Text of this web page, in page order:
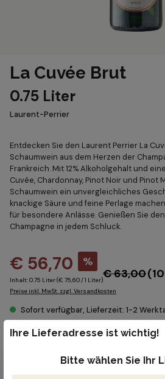
La Cuvée Brut
0.75 Liter
Laurent-Perrier
Entdecken Sie den Laurent Perrier La
Schaumwein aus dem Herzen der
Frankreich. Mit 12% Alkoholgehalt und
Cuvée, Chardonnay, Pinot Noir und Pinot
Schaumwein ein unvergleichliches
knackige Säure und feine Perlage
für besondere Anlässe. Genießen Sie
Champagne in jedem Schluck.
€ 56,70
%
€ 63,00
Inhalt:0.75 Liter(€ 75,60 / 1 Liter)
Preise inkl. MwSt. zzgl. Versandkosten
Sofort verfügbar, Lieferzeit: 1-2
Produkt Anzahl: Gib den gewünschten Wert ein oder
In den
Ihre Lieferadresse ist wichtig!
Bitte wählen Sie Ihr